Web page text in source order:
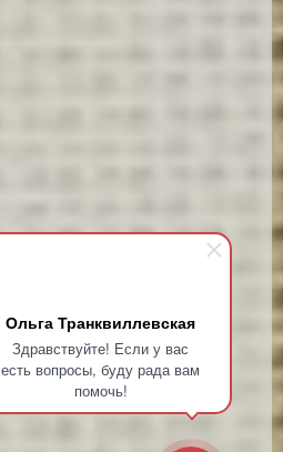
Ольга Транквиллевская
Здравствуйте! Если у вас
есть вопросы, буду рада вам
помочь!